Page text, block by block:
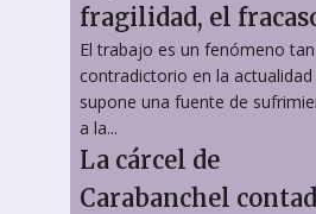
fragilidad, el
El trabajo es un fenómeno tan
contradictorio en la actualidad
supone una fuente de
a la...
La cárcel de
Carabanchel